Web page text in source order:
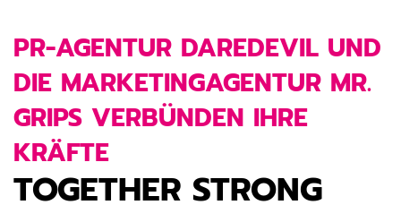
PR-AGENTUR DAREDEVIL UND
DIE MARKETINGAGENTUR MR.
GRIPS VERBÜNDEN IHRE
KRÄFTE
TOGETHER STRONG